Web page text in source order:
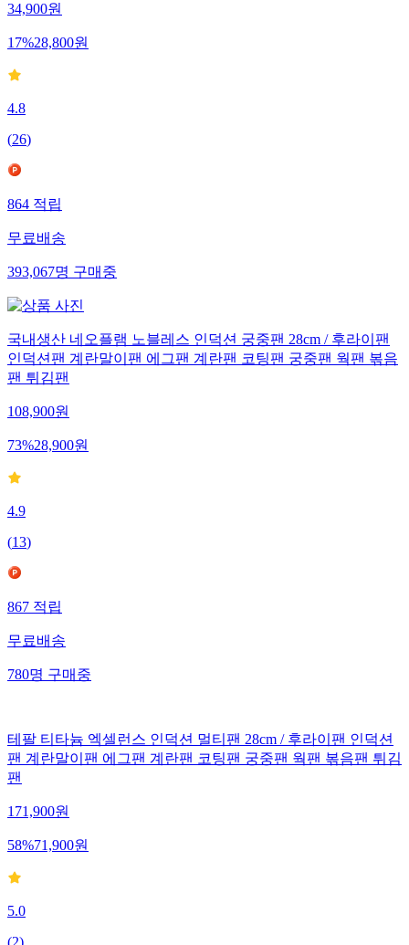
34,900원
17%28,800원
4.8
(26)
864 적립
무료배송
393,067명 구매중
국내생산 네오플램 노블레스 인덕션 궁중팬 28cm / 후라이팬
인덕션팬 계란말이팬 에그팬 계란팬 코팅팬 궁중팬 웍팬 볶음
팬 튀김팬
108,900원
73%28,900원
4.9
(13)
867 적립
무료배송
780명 구매중
테팔 티타늄 엑셀런스 인덕션 멀티팬 28cm / 후라이팬 인덕션
팬 계란말이팬 에그팬 계란팬 코팅팬 궁중팬 웍팬 볶음팬 튀김
팬
171,900원
58%71,900원
5.0